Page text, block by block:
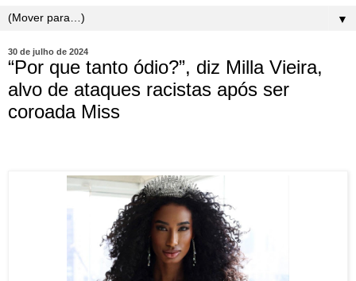
▼
30 de julho de 2024
“Por que tanto ódio?”, diz Milla Vieira,
alvo de ataques racistas após ser
coroada Miss